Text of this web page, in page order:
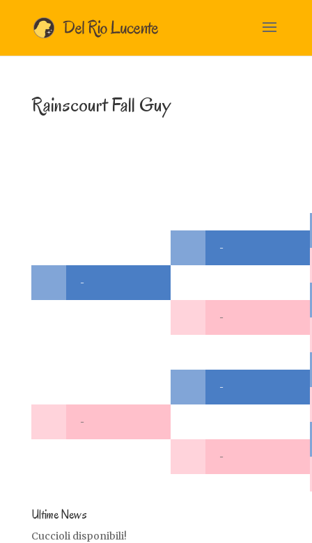
Rainscourt Fall Guy
-
-
-
-
-
-
Ultime News
Cuccioli disponibili!